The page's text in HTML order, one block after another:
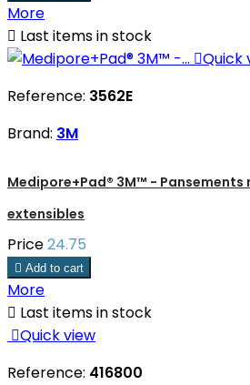
More
 Last items in stock
Quick
Reference: 3562E
Brand: 3M
Medipore+Pad® 3M™ -
extensibles
Price24.75
 Add to cart
More
 Last items in stock
Quick view
Reference: 416800